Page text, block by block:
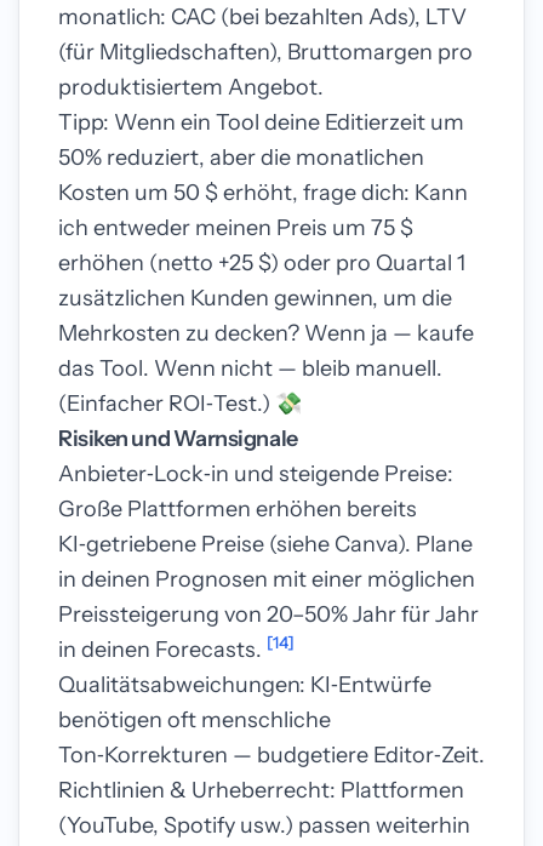
monatlich: CAC (bei bezahlten Ads), LTV
(für Mitgliedschaften), Bruttomargen pro
produktisiertem Angebot.
Tipp: Wenn ein Tool deine Editierzeit um
50% reduziert, aber die monatlichen
Kosten um 50 $ erhöht, frage dich: Kann
ich entweder meinen Preis um 75 $
erhöhen (netto +25 $) oder pro Quartal 1
zusätzlichen Kunden gewinnen, um die
Mehrkosten zu decken? Wenn ja — kaufe
das Tool. Wenn nicht — bleib manuell.
(Einfacher ROI‑Test.) 💸
Risiken und Warnsignale
Anbieter‑Lock‑in und steigende Preise:
Große Plattformen erhöhen bereits
KI‑getriebene Preise (siehe Canva). Plane
in deinen Prognosen mit einer möglichen
Preissteigerung von 20–50% Jahr für Jahr
in deinen Forecasts. [14]
Qualitätsabweichungen: KI‑Entwürfe
benötigen oft menschliche
Ton‑Korrekturen — budgetiere Editor‑Zeit.
Richtlinien & Urheberrecht: Plattformen
(YouTube, Spotify usw.) passen weiterhin